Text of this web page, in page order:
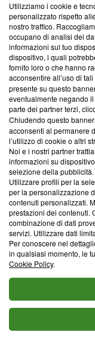
L'oroscopo di domani
7 agosto e classifica:
Pesci al 1ﾟposto, in
arrivo occasioni
preziose
Max Rendi
Contributor
In tria tempora vita
Ex his quod agimus
egimus certum. La
futuro.
SeguiAntoniosu
Leggi di più sullo
L'oroscopo di
malintesi per la
L'oroscopo di
finalmente
L'oroscopo di
arrivo occasioni
Utilizziamo i cookie e
personalizzato rispetto
nostro traffico.
occupano di analisi dei
informazioni sul tuo
dispositivo, i quali
fornito loro o che hanno
acconsentire all’uso di
presente su questo
eventualmente negando
parte dei partner terzi,
Chiudendo questo
acconsenti al permanere
l’utilizzo di cookie o altri
Noi e i nostri partner
informazioni su
selezione della
Utilizzare profili per la
per la personalizzazione
contenuti personalizzati.
prestazioni dei contenuti.
combinazione di dati
servizi. Utilizzare dati
Per conoscere nel
in qualsiasi momento, le
Cookie Policy.